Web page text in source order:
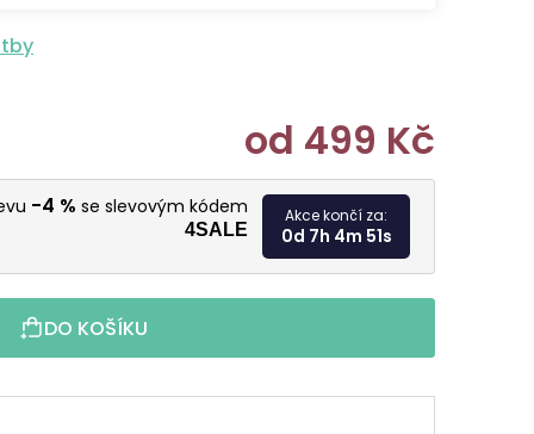
od 499 Kč
Měrná
-4 % se slevovým kódem
4SALE
Akce končí za:
0d 7h 4m 50s
DO KOŠÍKU